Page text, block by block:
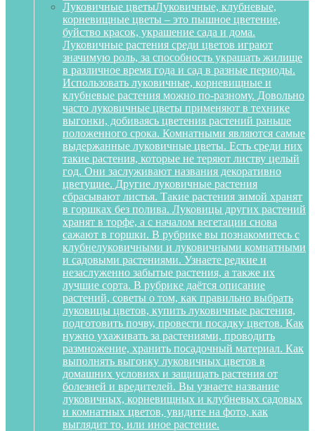
Луковичные цветыЛуковичные, клубневые,
корневищные цветы – это пышное цветение,
буйство красок, украшение сада и дома.
Луковичные растения среди цветов играют
значимую роль, за способность украшать жилище
в различное время года и сад в разные периоды.
Использовать луковичные, корневищные и
клубневые растения можно по-разному. Довольно
часто луковичные цветы применяют в технике
выгонки, добиваясь цветения растений раньше
положенного срока. Комнатными являются самые
выдержанные луковичные цветы. Есть среди них
такие растения, которые не теряют листву целый
год. Они заслуживают названия декоративно
цветущие. Другие луковичные растения
сбрасывают листья. Такие растения зимой хранят
в горшках без полива. Луковицы других растений
хранят в торфе, а с началом вегетации снова
сажают в горшки. В рубрике вы познакомитесь с
клубнелуковичными и луковичными комнатными
и садовыми растениями. Узнаете редкие и
незаслуженно забытые растения, а также их
лучшие сорта. В рубрике даётся описание
растений, советы о том, как правильно выбрать
луковицы цветов, купить луковичные растения,
подготовить почву, провести посадку цветов. Как
нужно ухаживать за растениями, проводить
размножение, хранить посадочный материал. Как
выполнять выгонку луковичных цветов в
домашних условиях и защищать растения от
болезней и вредителей. Вы узнаете название
луковичных, корневищных и клубневых садовых
и комнатных цветов, увидите на фото, как
выглядит то, или иное растение.